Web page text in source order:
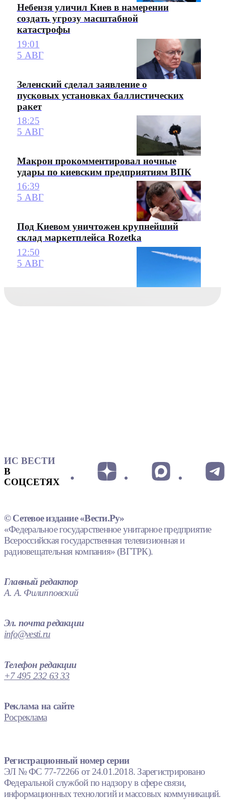
Небензя уличил Киев в намерении
создать угрозу масштабной
катастрофы
19:01
5 АВГ
Зеленский сделал заявление о
пусковых установках баллистических
ракет
18:25
5 АВГ
Макрон прокомментировал ночные
удары по киевским предприятиям ВПК
16:39
5 АВГ
Под Киевом уничтожен крупнейший
склад маркетплейса Rozetka
12:50
5 АВГ
ИС ВЕСТИ
В
СОЦСЕТЯХ
© Сетевое издание «Вести.Ру»
«Федеральное государственное унитарное предприятие
Всероссийская государственная телевизионная и
радиовещательная компания» (ВГТРК).
Главный редактор
А. А. Филипповский
Эл. почта редакции
info@vesti.ru
Телефон редакции
+7 495 232 63 33
Реклама на сайте
Росреклама
Регистрационный номер серии
ЭЛ № ФС 77-72266 от 24.01.2018. Зарегистрировано
Федеральной службой по надзору в сфере связи,
информационных технологий и массовых коммуникаций.